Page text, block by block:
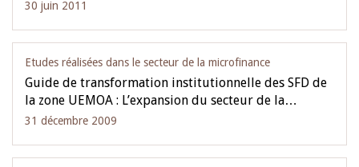
30 juin 2011
Etudes réalisées dans le secteur de la microfinance
Guide de transformation institutionnelle des SFD de
la zone UEMOA : L’expansion du secteur de la…
31 décembre 2009